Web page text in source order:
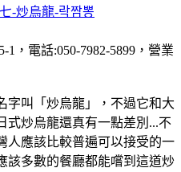
-炒烏龍-락짬뽕
1，電話:050-7982-5899，營業
字叫「炒烏龍」，不過它和大
式炒烏龍還真有一點差別...不
人應該比較普遍可以接受的一
該多數的餐廳都能嚐到這道炒